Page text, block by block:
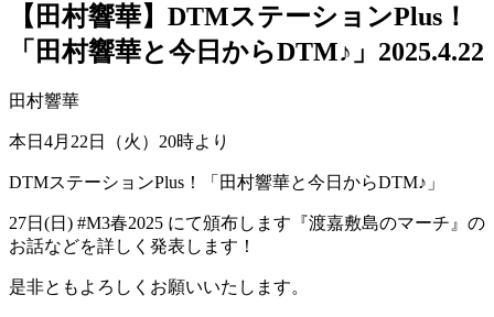
【田村響華】DTMステーションPlus！
「田村響華と今日からDTM♪」 2025.4.22
田村響華
本日4月22日（火）20時より
DTMステーションPlus！「田村響華と今日からDTM♪」
27日(日) #M3春2025 にて頒布します『渡嘉敷島のマーチ』の
お話などを詳しく発表します！
是非ともよろしくお願いいたします。